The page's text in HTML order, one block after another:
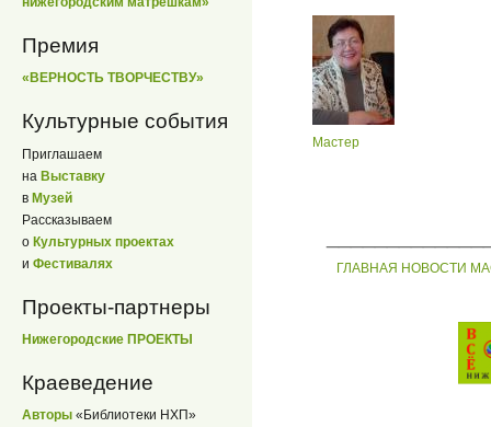
Премия
«ВЕРНОСТЬ ТВОРЧЕСТВУ»
Культурные события
Приглашаем
на Выставку
в Музей
Рассказываем
о Культурных проектах
и Фестивалях
Проекты-партнеры
Нижегородские ПРОЕКТЫ
Краеведение
Авторы «Библиотеки НХП»
Мастер
ГЛАВНАЯ НОВОСТИ